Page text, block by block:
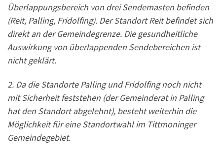
Überlappungsbereich von drei Sendemasten befinden
(Reit, Palling, Fridolfing). Der Standort Reit befindet sich
direkt an der Gemeindegrenze. Die gesundheitliche
Auswirkung von überlappenden Sendebereichen ist
nicht geklärt.
2. Da die Standorte Palling und Fridolfing noch nicht
mit Sicherheit feststehen (der Gemeinderat in Palling
hat den Standort abgelehnt), besteht weiterhin die
Möglichkeit für eine Standortwahl im Tittmoninger
Gemeindegebiet.